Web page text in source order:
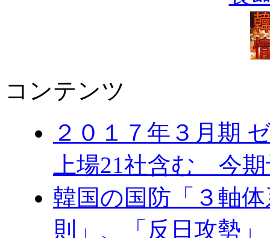
コンテンツ
２０１７年３月期
上場21社含む 今
韓国の国防「３軸
則」、「反日攻勢」